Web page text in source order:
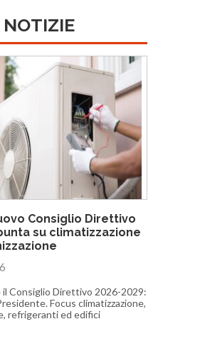
Consiglio Direttivo
su climatizzazione
il Consiglio Direttivo 2026-2029:
Focus climatizzazione,
refrigeranti ed edifici